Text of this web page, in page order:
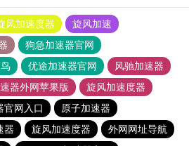
风加速度器
旋风加速
狗急加速器官网
优途加速器官网
风驰加速器
器外网苹果版
旋风加速度器
官网入口
原子加速器
器 旋风加速度器
外网网址导航